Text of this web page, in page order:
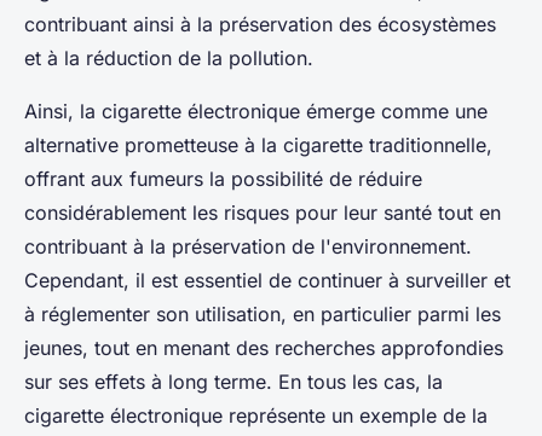
contribuant ainsi à la préservation des écosystèmes
et à la réduction de la pollution.
Ainsi, la cigarette électronique émerge comme une
alternative prometteuse à la cigarette traditionnelle,
offrant aux fumeurs la possibilité de réduire
considérablement les risques pour leur santé tout en
contribuant à la préservation de l'environnement.
Cependant, il est essentiel de continuer à surveiller et
à réglementer son utilisation, en particulier parmi les
jeunes, tout en menant des recherches approfondies
sur ses effets à long terme. En tous les cas, la
cigarette électronique représente un exemple de la